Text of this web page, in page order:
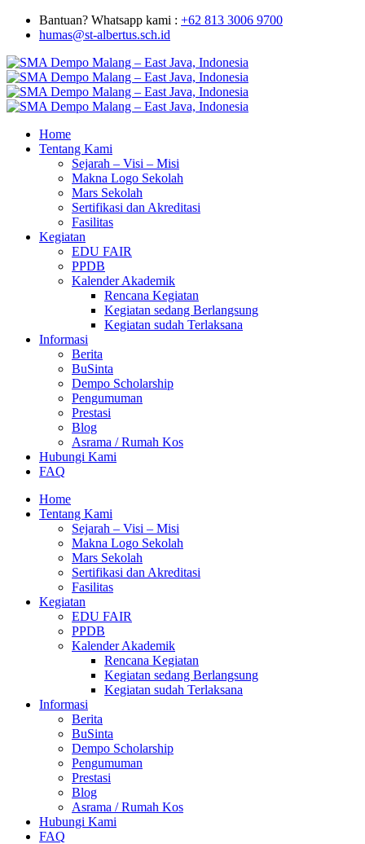
Bantuan? Whatsapp kami : +62 813 3006 9700
humas@st-albertus.sch.id
Home
Tentang Kami
Sejarah – Visi – Misi
Makna Logo Sekolah
Mars Sekolah
Sertifikasi dan Akreditasi
Fasilitas
Kegiatan
EDU FAIR
PPDB
Kalender Akademik
Rencana Kegiatan
Kegiatan sedang Berlangsung
Kegiatan sudah Terlaksana
Informasi
Berita
BuSinta
Dempo Scholarship
Pengumuman
Prestasi
Blog
Asrama / Rumah Kos
Hubungi Kami
FAQ
Home
Tentang Kami
Sejarah – Visi – Misi
Makna Logo Sekolah
Mars Sekolah
Sertifikasi dan Akreditasi
Fasilitas
Kegiatan
EDU FAIR
PPDB
Kalender Akademik
Rencana Kegiatan
Kegiatan sedang Berlangsung
Kegiatan sudah Terlaksana
Informasi
Berita
BuSinta
Dempo Scholarship
Pengumuman
Prestasi
Blog
Asrama / Rumah Kos
Hubungi Kami
FAQ